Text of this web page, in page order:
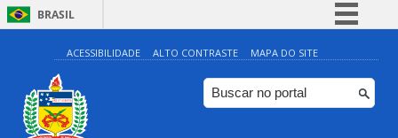
BRASIL
Simplifique!
Comunica BR
Participe
ACESSIBILIDADE ALTO CONTRASTE MAPA DO SITE